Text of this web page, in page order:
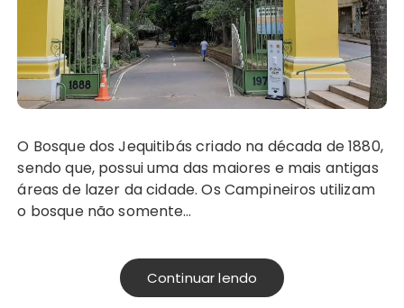
O Bosque dos Jequitibás criado na década de 1880,
sendo que, possui uma das maiores e mais antigas
áreas de lazer da cidade. Os Campineiros utilizam
o bosque não somente…
Continuar lendo